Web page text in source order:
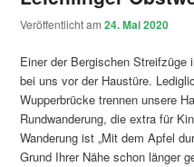
Veröffentlicht am24. Mai 2020
Einer der Bergischen Streifzüge
bei uns vor der Haustüre.
Wupperbrücke trennen unsere
Rundwanderung, die extra für
Wanderung ist „Mit dem Apfel
Grund Ihrer Nähe schon länger